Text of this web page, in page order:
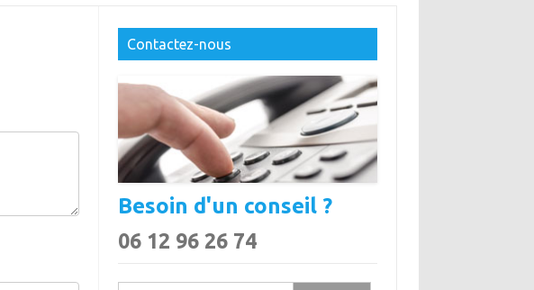
Contactez-nous
Besoin d'un conseil ?
06 12 96 26 74